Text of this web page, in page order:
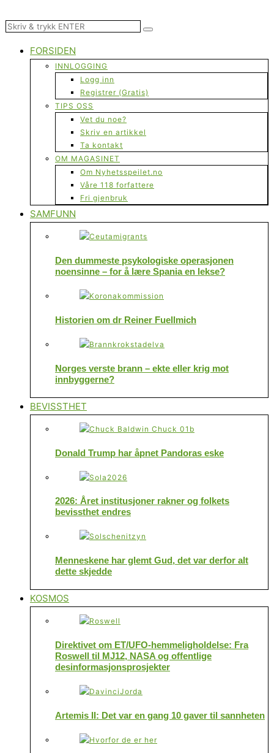
FORSIDEN
INNLOGGING
Logg inn
Registrer (Gratis)
TIPS OSS
Vet du noe?
Skriv en artikkel
Ta kontakt
OM MAGASINET
Om Nyhetsspeilet.no
Våre 118 forfattere
Fri gjenbruk
SAMFUNN
Den dummeste psykologiske operasjonen
noensinne – for å lære Spania en lekse?
Historien om dr Reiner Fuellmich
Norges verste brann – ekte eller krig mot
innbyggerne?
BEVISSTHET
Donald Trump har åpnet Pandoras eske
2026: Året institusjoner rakner og folkets
bevissthet endres
Menneskene har glemt Gud, det var derfor alt
dette skjedde
KOSMOS
Direktivet om ET/UFO-hemmeligholdelse: Fra
Roswell til MJ12, NASA og offentlige
desinformasjonsprosjekter
Artemis II: Det var en gang 10 gaver til sannheten